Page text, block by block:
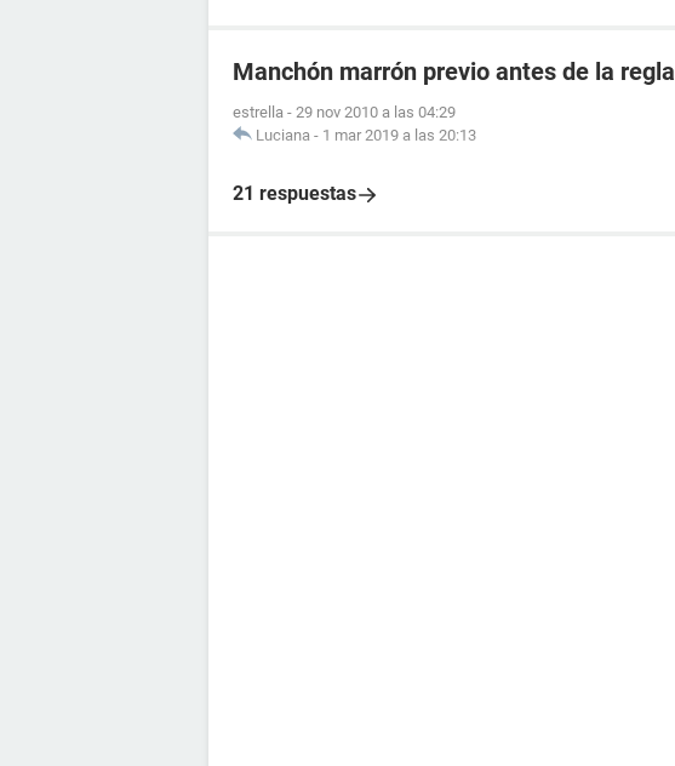
Manchón marrón previo antes de la regla
estrella - 29 nov 2010 a las 04:29
Luciana - 1 mar 2019 a las 20:13
21 respuestas